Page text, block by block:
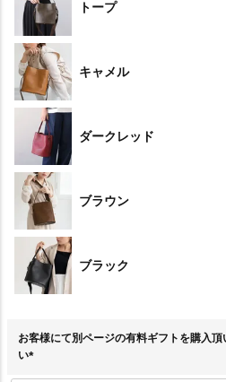
トープ
キャメル
ダークレッド
ブラウン
ブラック
お客様にて別ページの有料ギフトを購入
い